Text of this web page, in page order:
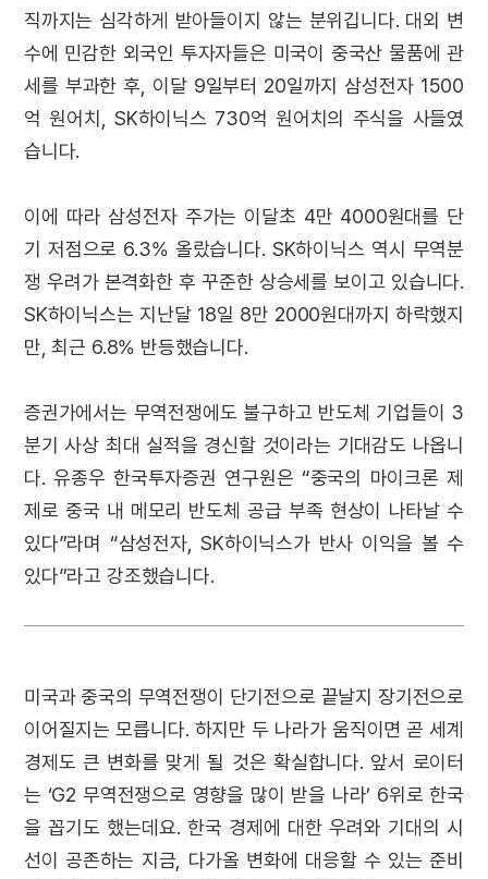
직까지는 심각하게 받아들이지 않는 분위깁니다. 대외 변
수에 민감한 외국인 투자자들은 미국이 중국산 물품에 관
세를 부과한 후, 이달 9일부터 20일까지 삼성전자 1500
억 원어치, SK하이닉스 730억 원어치의 주식을 사들였
습니다.
이에 따라 삼성전자 주가는 이달초 4만 4000원대를 단
기 저점으로 6.3% 올랐습니다. SK하이닉스 역시 무역분
쟁 우려가 본격화한 후 꾸준한 상승세를 보이고 있습니다.
SK하이닉스는 지난달 18일 8만 2000원대까지 하락했지
만, 최근 6.8% 반등했습니다.
증권가에서는 무역전쟁에도 불구하고 반도체 기업들이 3
분기 사상 최대 실적을 경신할 것이라는 기대감도 나옵니
다. 유종우 한국투자증권 연구원은 “중국의 마이크론 제
제로 중국 내 메모리 반도체 공급 부족 현상이 나타날 수
있다”라며 “삼성전자, SK하이닉스가 반사 이익을 볼 수
있다”라고 강조했습니다.
미국과 중국의 무역전쟁이 단기전으로 끝날지 장기전으로
이어질지는 모릅니다. 하지만 두 나라가 움직이면 곧 세계
경제도 큰 변화를 맞게 될 것은 확실합니다. 앞서 로이터
는 ‘G2 무역전쟁으로 영향을 많이 받을 나라’ 6위로 한국
을 꼽기도 했는데요. 한국 경제에 대한 우려와 기대의 시
선이 공존하는 지금, 다가올 변화에 대응할 수 있는 준비